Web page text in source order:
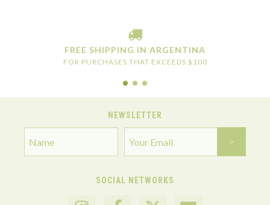
FREE SHIPPING IN ARGENTINA
FOR PURCHASES THAT EXCEEDS $100
NEWSLETTER
SOCIAL NETWORKS